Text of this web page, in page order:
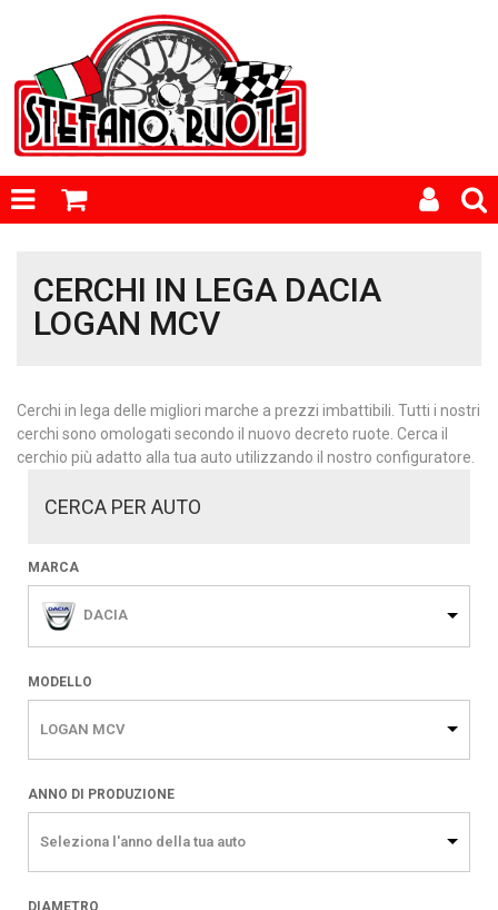
CERCHI IN LEGA DACIA
LOGAN MCV
Cerchi in lega delle migliori marche a prezzi imbattibili. Tutti i nostri
cerchi sono omologati secondo il nuovo decreto ruote. Cerca il
cerchio più adatto alla tua auto utilizzando il nostro configuratore.
CERCA PER AUTO
MARCA
DACIA
MODELLO
LOGAN MCV
ANNO DI PRODUZIONE
Seleziona l'anno della tua auto